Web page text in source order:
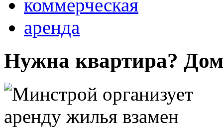
коммерческая
аренда
Нужна квартира?